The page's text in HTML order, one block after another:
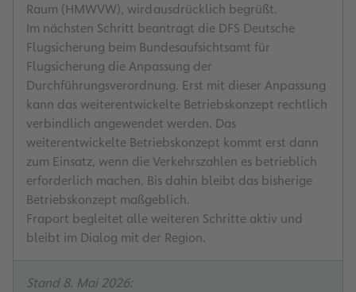
Raum (HMWVW), wird ausdrücklich begrüßt.
Im nächsten Schritt beantragt die DFS Deutsche
Flugsicherung beim Bundesaufsichtsamt für
Flugsicherung die Anpassung der
Durchführungsverordnung. Erst mit dieser Anpassung
kann das weiterentwickelte Betriebskonzept rechtlich
verbindlich angewendet werden. Das
weiterentwickelte Betriebskonzept kommt erst dann
zum Einsatz, wenn die Verkehrszahlen es betrieblich
erforderlich machen. Bis dahin bleibt das bisherige
Betriebskonzept maßgeblich.
Fraport begleitet alle weiteren Schritte aktiv und
bleibt im Dialog mit der Region.
Stand 8. Mai 2026: